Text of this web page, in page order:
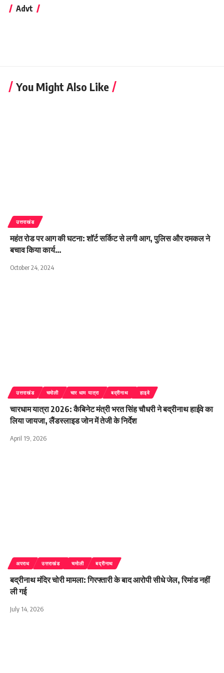
Advt
You Might Also Like
उत्तराखंड
महंत रोड पर आग की घटना: शॉर्ट सर्किट से लगी आग, पुलिस और दमकल ने
बचाव किया कार्य…
October 24, 2024
उत्तराखंड चमोली चार धाम यात्रा बद्रीनाथ हाइवे
चारधाम यात्रा 2026: कैबिनेट मंत्री भरत सिंह चौधरी ने बद्रीनाथ हाईवे का
लिया जायजा, लैंडस्लाइड जोन में तेजी के निर्देश
April 19, 2026
अपराध उत्तराखंड चमोली बद्रीनाथ
बद्रीनाथ मंदिर चोरी मामला: गिरफ्तारी के बाद आरोपी सीधे जेल, रिमांड नहीं
ली गई
July 14, 2026